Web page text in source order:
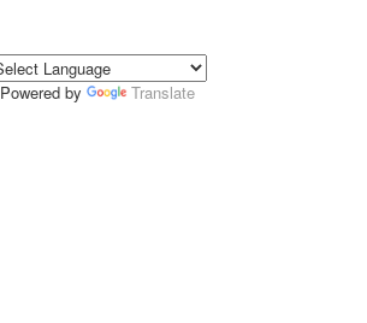
Powered by Translate